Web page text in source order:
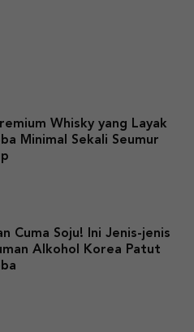
Whisky yang Layak
Minimal Sekali Seumur
Cuma Soju! Ini Jenis-jenis
Alkohol Korea Patut